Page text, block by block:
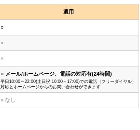
適用
○
×
×
○ メール/ホームページ、電話の対応有(24時間)
平日10:00～22:00(土日祝 10:00～17:00)での電話（フリーダイヤル）
対応とホームページからのお問い合わせができます
× なし